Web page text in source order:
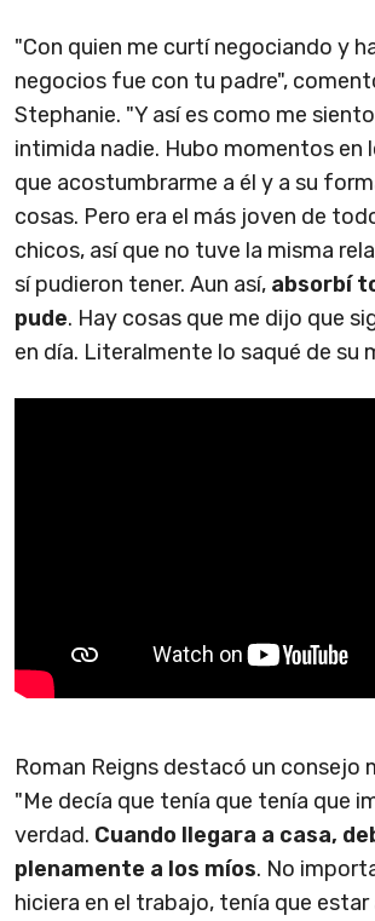
"Con quien me curtí negociando y
negocios fue con tu padre",
Stephanie. "Y así es como me
intimida nadie. Hubo momentos en
que acostumbrarme a él y a su
cosas. Pero era el más joven de
chicos, así que no tuve la misma
sí pudieron tener. Aun así, absorbí
pude. Hay cosas que me dijo que
en día. Literalmente lo saqué de su
Roman Reigns destacó un consejo
"Me decía que tenía que tenía que
verdad. Cuando llegara a casa,
plenamente a los míos. No
hiciera en el trabajo, tenía que estar